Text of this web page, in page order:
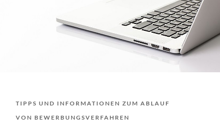
TIPPS UND INFORMATIONEN ZUM ABLAUF
VON BEWERBUNGSVERFAHREN